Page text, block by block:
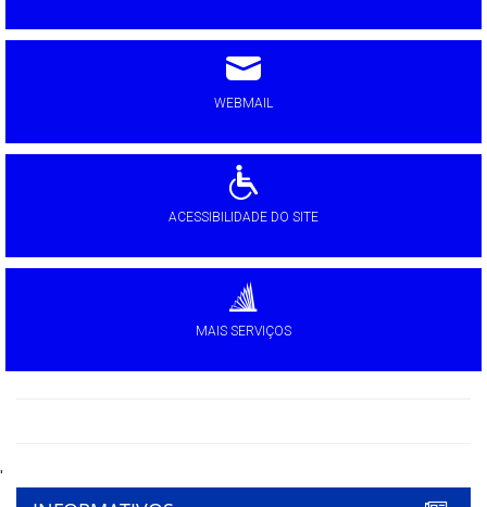
WEBMAIL
ACESSIBILIDADE DO SITE
MAIS SERVIÇOS
'